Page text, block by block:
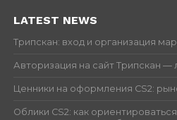
LATEST NEWS
Трипскан: вход и организация
Авторизация на сайт Трипскан —
Ценники на оформления CS2:
Облики CS2: как